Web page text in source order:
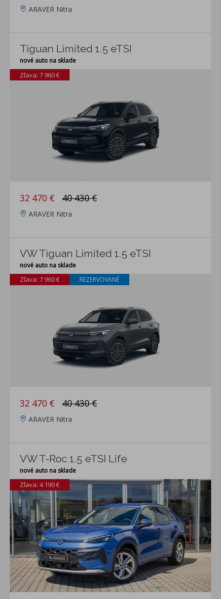
ARAVER Nitra
Tiguan Limited 1.5 eTSI
nové auto na sklade
Zľava: 7 960 €
32 470 € 40 430 €
ARAVER Nitra
VW Tiguan Limited 1.5 eTSI
nové auto na sklade
Zľava: 7 960 € REZERVOVANÉ
32 470 € 40 430 €
ARAVER Nitra
VW T-Roc 1.5 eTSI Life
nové auto na sklade
Zľava: 4 190 €